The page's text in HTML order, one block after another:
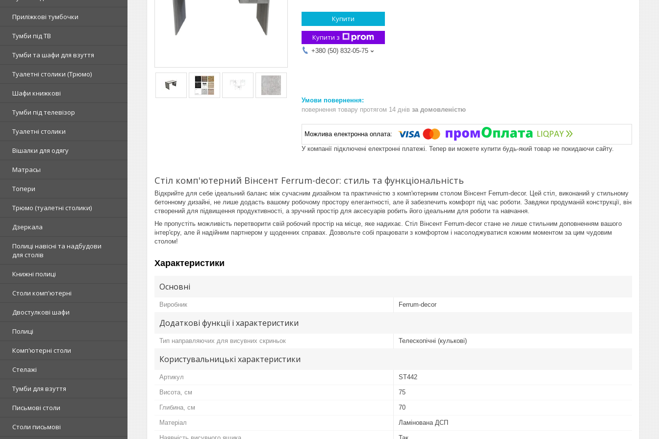
Приліжкові тумбочки
Тумби під ТВ
Тумби та шафи для взуття
Туалетні столики (Трюмо)
Шафи книжкові
Тумби під телевізор
Туалетні столики
Вішалки для одягу
Матрасы
Топери
Tрюмо (туалетні столики)
Дзеркала
Полиці навісні та надбудови
для столів
Книжні полиці
Столи комп'ютерні
Двостулкові шафи
Полиці
Комп'ютерні столи
Стелажі
Тумби для взуття
Письмові столи
Столи письмові
Купити
Купити з
+380 (50) 832-05-75
повернення товару протягом 14 днів за домовленістю
У компанії підключені електронні платежі. Тепер ви можете купити будь-який товар не покидаючи сайту.
Стіл комп'ютерний Вінсент Ferrum-decor: стиль та функціональність
Відкрийте для себе ідеальний баланс між сучасним дизайном та практичністю з комп'ютерним столом Вінсент Ferrum-decor. Цей стіл, виконаний у стильному
бетонному дизайні, не лише додасть вашому робочому простору елегантності, але й забезпечить комфорт під час роботи. Завдяки продуманій конструкції, він
створений для підвищення продуктивності, а зручний простір для аксесуарів робить його ідеальним для роботи та навчання.
Не пропустіть можливість перетворити свій робочий простір на місце, яке надихає. Стіл Вінсент Ferrum-decor стане не лише стильним доповненням вашого
інтер'єру, але й надійним партнером у щоденних справах. Дозвольте собі працювати з комфортом і насолоджуватися кожним моментом за цим чудовим
столом!
Характеристики
Основні
Виробник Ferrum-decor
Додаткові функції і характеристики
Тип направляючих для висувних скриньок Телескопічні (кулькові)
Користувальницькі характеристики
Артикул ST442
Висота, см 75
Глибина, см 70
Матеріал Ламінована ДСП